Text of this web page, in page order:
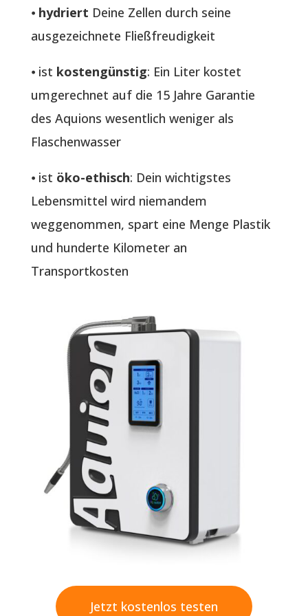
⦁ hydriert Deine Zellen durch seine
ausgezeichnete Fließfreudigkeit
⦁ ist kostengünstig: Ein Liter kostet
umgerechnet auf die 15 Jahre Garantie
des Aquions wesentlich weniger als
Flaschenwasser
⦁ ist öko-ethisch: Dein wichtigstes
Lebensmittel wird niemandem
weggenommen, spart eine Menge Plastik
und hunderte Kilometer an
Transportkosten
Jetzt kostenlos testen